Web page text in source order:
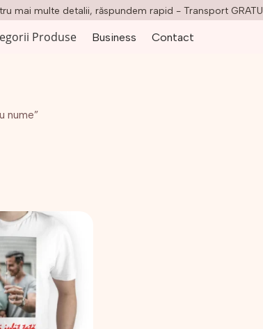
mai multe detalii, răspundem rapid - Transport
Produse Business Contact
nume”